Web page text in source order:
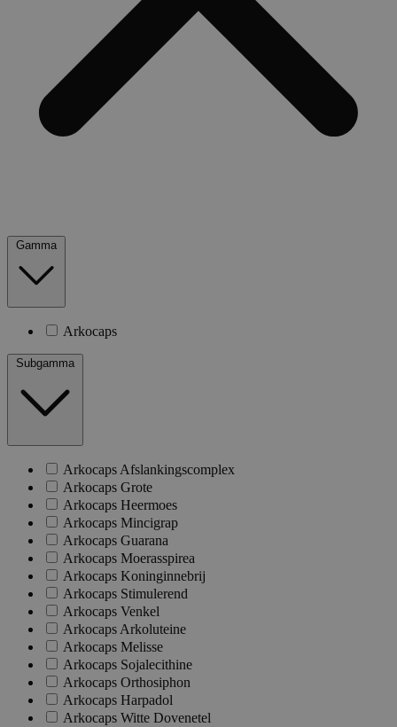
Gamma
Arkocaps
Subgamma
Arkocaps Afslankingscomplex
Arkocaps Grote
Arkocaps Heermoes
Arkocaps Mincigrap
Arkocaps Guarana
Arkocaps Moerasspirea
Arkocaps Koninginnebrij
Arkocaps Stimulerend
Arkocaps Venkel
Arkocaps Arkoluteine
Arkocaps Melisse
Arkocaps Sojalecithine
Arkocaps Orthosiphon
Arkocaps Harpadol
Arkocaps Witte Dovenetel